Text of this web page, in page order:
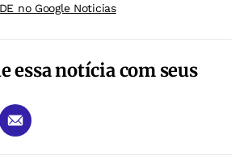
no Google Noticias
essa notícia com seus